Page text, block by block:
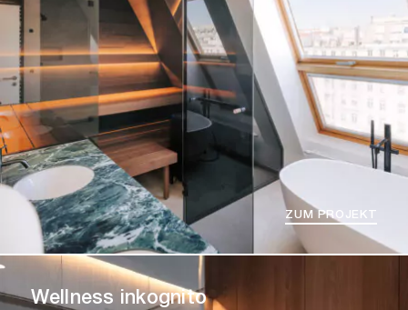
ZUM PROJEKT
Wellness inkognito